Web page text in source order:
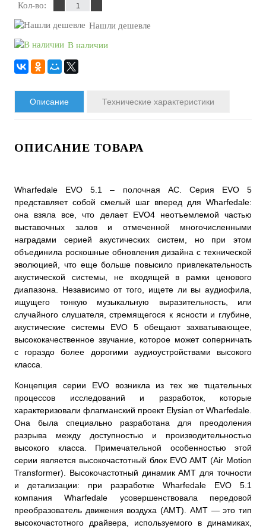
Кол-во:
Нашли дешевле
В наличии
Описание Технические характеристики
ОПИСАНИЕ ТОВАРА
Wharfedale EVO 5.1 – полочная АС. Серия EVO 5
представляет собой смелый шаг вперед для Wharfedale:
она взяла все, что делает EVO4 неотъемлемой частью
выставочных залов и отмеченной многочисленными
наградами серией акустических систем, но при этом
объединила роскошные обновления дизайна с технической
эволюцией, что еще больше повысило привлекательность
акустической системы, не входящей в рамки ценового
диапазона. Независимо от того, ищете ли вы аудиофила,
ищущего тонкую музыкальную выразительность, или
случайного слушателя, стремящегося к ясности и глубине,
акустические системы EVO 5 обещают захватывающее,
высококачественное звучание, которое может соперничать
с гораздо более дорогими аудиоустройствами высокого
класса.
Концепция серии EVO возникла из тех же тщательных
процессов исследований и разработок, которые
характеризовали флагманский проект Elysian от Wharfedale.
Она была специально разработана для преодоления
разрыва между доступностью и производительностью
высокого класса. Примечательной особенностью этой
серии является высокочастотный блок EVO AMT (Air Motion
Transformer). Высокочастотный динамик AMT для точности
и детализации: при разработке Wharfedale EVO 5.1
компания Wharfedale усовершенствовала передовой
преобразователь движения воздуха (AMT). AMT — это тип
высокочастотного драйвера, используемого в динамиках,